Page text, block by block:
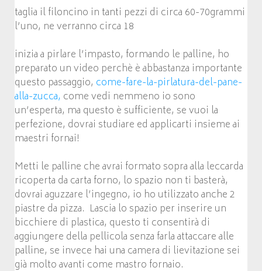
taglia il filoncino in tanti pezzi di circa 60-70grammi
l’uno, ne verranno circa 18
inizia a pirlare l’impasto, formando le palline, ho
preparato un video perchè è abbastanza importante
questo passaggio, come-fare-la-pirlatura-del-pane-
alla-zucca, come vedi nemmeno io sono
un’esperta, ma questo è sufficiente, se vuoi la
perfezione, dovrai studiare ed applicarti insieme ai
maestri fornai!
Metti le palline che avrai formato sopra alla leccarda
ricoperta da carta forno, lo spazio non ti basterà,
dovrai aguzzare l’ingegno, io ho utilizzato anche 2
piastre da pizza. Lascia lo spazio per inserire un
bicchiere di plastica, questo ti consentirà di
aggiungere della pellicola senza farla attaccare alle
palline, se invece hai una camera di lievitazione sei
già molto avanti come mastro fornaio.